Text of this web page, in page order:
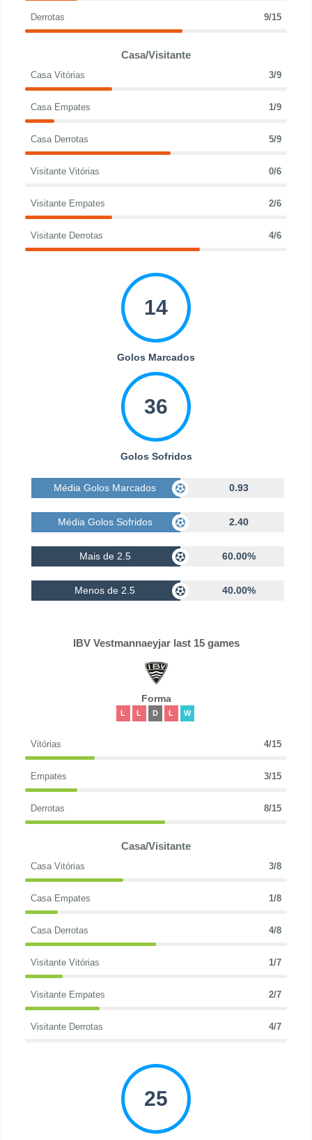
Derrotas 9/15
Casa/Visitante
Casa Vitórias 3/9
Casa Empates 1/9
Casa Derrotas 5/9
Visitante Vitórias 0/6
Visitante Empates 2/6
Visitante Derrotas 4/6
14
Golos Marcados
36
Golos Sofridos
Média Golos Marcados 0.93
Média Golos Sofridos 2.40
Mais de 2.5 60.00%
Menos de 2.5 40.00%
IBV Vestmannaeyjar last 15 games
Forma
L L D L W
Vitórias 4/15
Empates 3/15
Derrotas 8/15
Casa/Visitante
Casa Vitórias 3/8
Casa Empates 1/8
Casa Derrotas 4/8
Visitante Vitórias 1/7
Visitante Empates 2/7
Visitante Derrotas 4/7
25